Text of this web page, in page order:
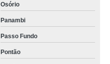
Osório
Panambi
Passo Fundo
Pontão